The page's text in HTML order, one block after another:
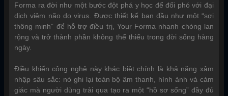
Forma ra đời như một bước đột phá y học để đối phó với đại
dịch viêm não do virus. Được thiết kế ban đầu như một “sợi
thông minh” để hỗ trợ điều trị, Your Forma nhanh chóng lan
rộng và trở thành phần không thể thiếu trong đời sống hàng
ngày.
Điều khiến công nghệ này khác biệt chính là khả năng xâm
nhập sâu sắc: nó ghi lại toàn bộ âm thanh, hình ảnh và cảm
giác mà người dùng trải qua tạo ra một “hồ sơ sống” đầy đủ